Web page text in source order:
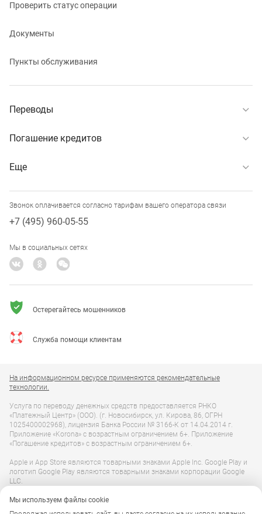
Мы используем файлы cookie
Проверить статус операции
Документы
Пункты обслуживания
Переводы
Погашение кредитов
Еще
Звонок оплачивается согласно тарифам вашего оператора связи
+7 (495) 960-05-55
Мы в социальных сетях
Остерегайтесь мошенников
Служба помощи клиентам
На информационном ресурсе применяются рекомендательные
технологии.
Услуга по переводу денежных средств предоставляется РНКО
«Платежный Центр» (ООО). (г. Новосибирск, ул. Кирова, 86, ОГРН
1025400002968), лицензия Банка России № 3166-К от 14.04.2014 г.
Приложение «Korona» с возрастным ограничением 6+. Приложение
«Погашение кредитов» с возрастным ограничением 6+.
Apple и App Store являются товарными знаками Apple Inc. Google Play и
логотип Google Play являются товарными знаками корпорации Google
LLC.
Вся представленная на сайте информация, касающаяся доступных
валют, стоимости услуг, времени работы пунктов, носит справочный